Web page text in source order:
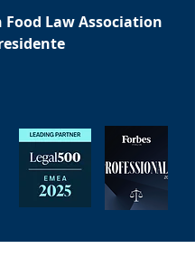
Food Law Association